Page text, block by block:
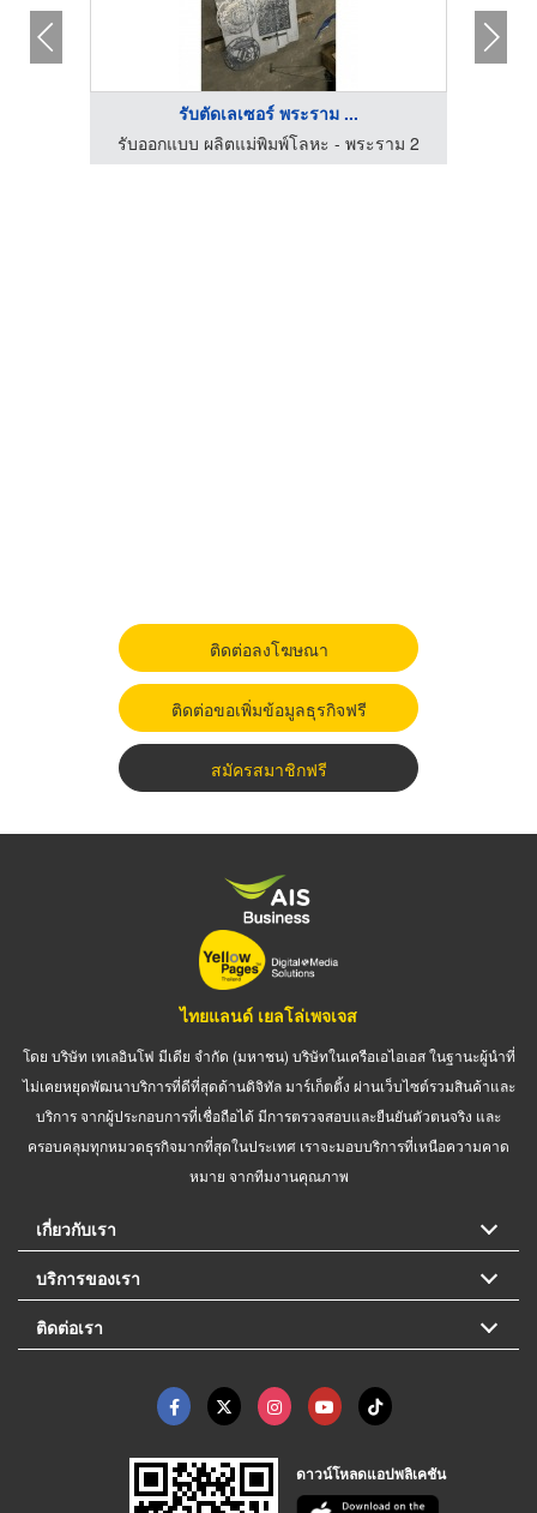
รับตัดเลเซอร์ พระราม ...
รับออกแบบ ผลิตแม่พิมพ์โลหะ - พระราม 2
ติดต่อลงโฆษณา
ติดต่อขอเพิ่มข้อมูลธุรกิจฟรี
สมัครสมาชิกฟรี
ไทยแลนด์ เยลโล่เพจเจส
โดย บริษัท เทเลอินโฟ มีเดีย จำกัด (มหาชน) บริษัทในเครือเอไอเอส ในฐานะผู้นำที่
ไม่เคยหยุดพัฒนาบริการที่ดีที่สุดด้านดิจิทัล มาร์เก็ตติ้ง ผ่านเว็บไซต์รวมสินค้าและ
บริการ จากผู้ประกอบการที่เชื่อถือได้ มีการตรวจสอบและยืนยันตัวตนจริง และ
ครอบคลุมทุกหมวดธุรกิจมากที่สุดในประเทศ เราจะมอบบริการที่เหนือความคาด
หมาย จากทีมงานคุณภาพ
เกี่ยวกับเรา
บริการของเรา
ติดต่อเรา
ดาวน์โหลดแอปพลิเคชัน